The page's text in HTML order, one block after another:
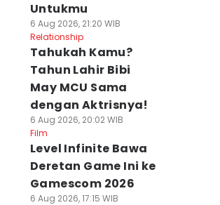
Untukmu
6 Aug 2026, 21:20 WIB
Relationship
Tahukah Kamu?
Tahun Lahir Bibi
May MCU Sama
dengan Aktrisnya!
6 Aug 2026, 20:02 WIB
Film
Level Infinite Bawa
Deretan Game Ini ke
Gamescom 2026
6 Aug 2026, 17:15 WIB